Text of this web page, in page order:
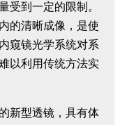
受到一定的限制。
的清晰成像，是使
窥镜光学系统对系
以利用传统方法实
新型透镜，具有体